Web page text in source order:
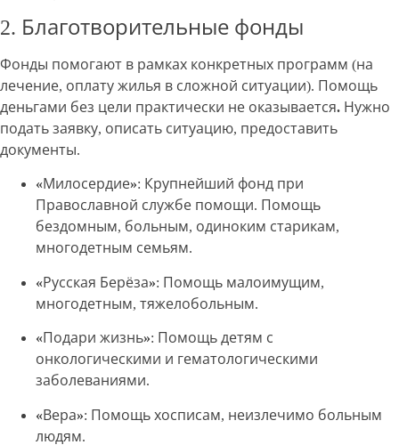
2. Благотворительные фонды
Фонды помогают в рамках конкретных программ (на
лечение, оплату жилья в сложной ситуации). Помощь
деньгами без цели практически не оказывается. Нужно
подать заявку, описать ситуацию, предоставить
документы.
«Милосердие»: Крупнейший фонд при
Православной службе помощи. Помощь
бездомным, больным, одиноким старикам,
многодетным семьям.
«Русская Берёза»: Помощь малоимущим,
многодетным, тяжелобольным.
«Подари жизнь»: Помощь детям с
онкологическими и гематологическими
заболеваниями.
«Вера»: Помощь хосписам, неизлечимо больным
людям.